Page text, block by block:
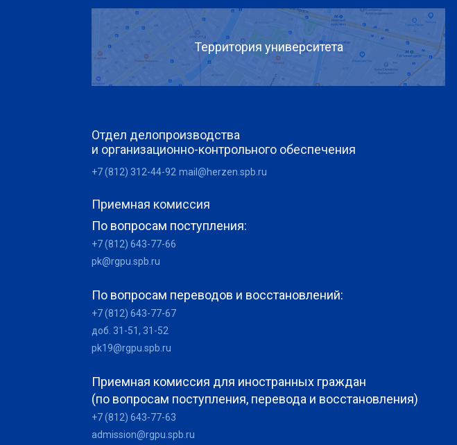
Территория университета
Отдел делопроизводства
и организационно-контрольного обеспечения
+7 (812) 312-44-92 mail@herzen.spb.ru
Приемная комиссия
По вопросам поступления:
+7 (812) 643-77-66
pk@rgpu.spb.ru
По вопросам переводов и восстановлений:
+7 (812) 643-77-67
доб. 31-51, 31-52
pk19@rgpu.spb.ru
Приемная комиссия для иностранных граждан
(по вопросам поступления, перевода и восстановления)
+7 (812) 643-77-63
admission@rgpu.spb.ru